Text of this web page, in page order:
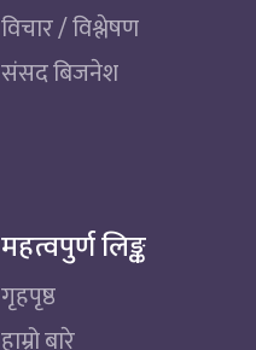
विचार / विश्लेषण
संसद बिजनेश
महत्वपुर्ण लिङ्क
गृहपृष्ठ
हाम्रो बारे